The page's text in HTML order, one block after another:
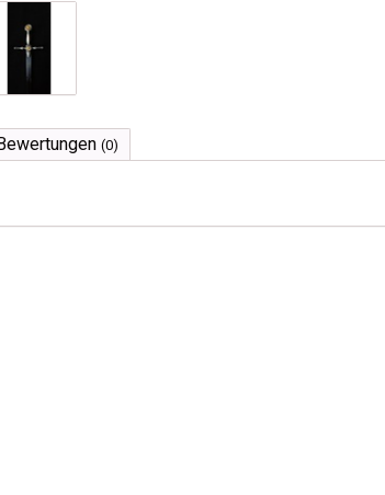
Bewertungen (0)